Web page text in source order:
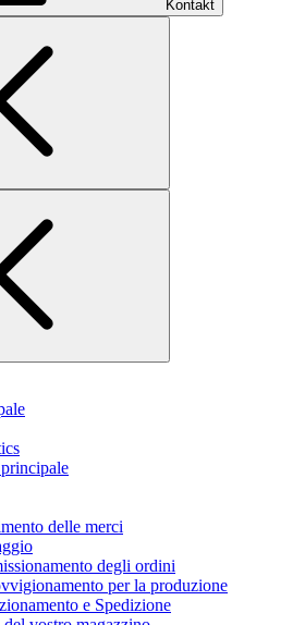
Kontakt
delle merci
degli ordini
per la produzione
e Spedizione